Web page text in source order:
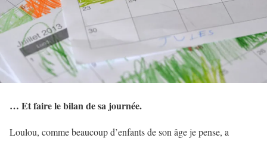
… Et faire le bilan de sa journée.
Loulou, comme beaucoup d’enfants de son âge je pense, a